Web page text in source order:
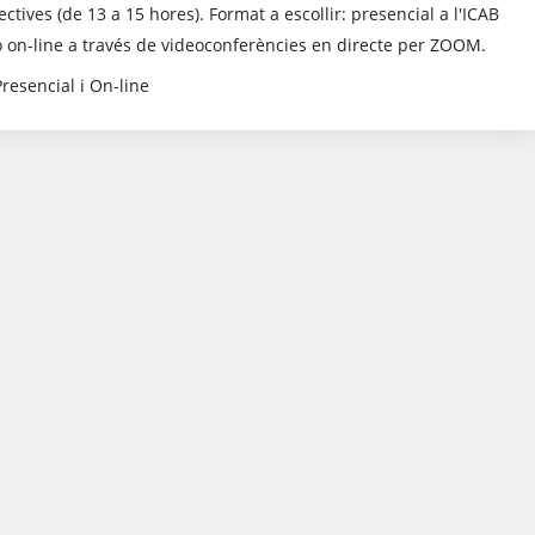
(de 13 a 15 hores). Format a escollir: presencial a l'ICAB
on-line a través de videoconferències en directe per ZOOM.
i On-line